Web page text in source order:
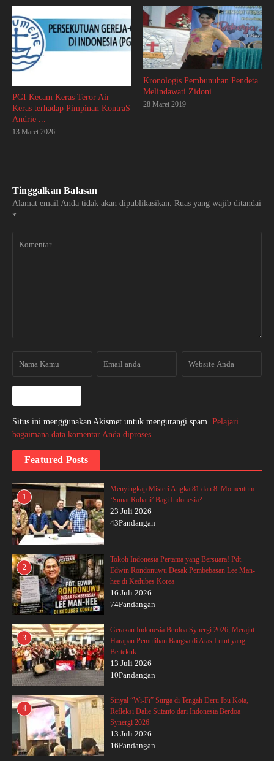
PGI Kecam Keras Teror Air
Keras terhadap Pimpinan KontraS
Andrie ...
13 Maret 2026
Kronologis Pembunuhan Pendeta
Melindawati Zidoni
28 Maret 2019
Tinggalkan Balasan
Alamat email Anda tidak akan dipublikasikan. Ruas yang wajib ditandai
*
Situs ini menggunakan Akismet untuk mengurangi spam. Pelajari
bagaimana data komentar Anda diproses
Featured Posts
1
Menyingkap Misteri Angka 81 dan 8: Momentum
‘Sunat Rohani’ Bagi Indonesia?
23 Juli 2026
43Pandangan
2
Tokoh Indonesia Pertama yang Bersuara! Pdt.
Edwin Rondonuwu Desak Pembebasan Lee Man-
hee di Kedubes Korea
16 Juli 2026
74Pandangan
3
Gerakan Indonesia Berdoa Synergi 2026, Merajut
Harapan Pemulihan Bangsa di Atas Lutut yang
Bertekuk
13 Juli 2026
10Pandangan
4
Sinyal “Wi-Fi” Surga di Tengah Deru Ibu Kota,
Refleksi Dalie Sutanto dari Indonesia Berdoa
Synergi 2026
13 Juli 2026
16Pandangan